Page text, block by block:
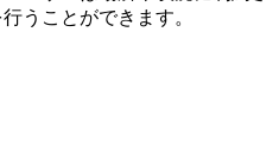
うことができます。